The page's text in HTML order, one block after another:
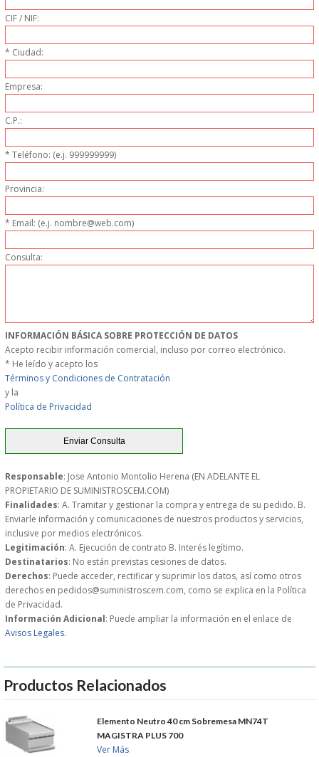
LIMPIEZA
MAQUINARIA FRIA
MAQUINARIA DE LIMPIEZA
MENAJE DE COCINA
MAQUINARIA OTROS
MUEBLES INOX. COCINA
PAPEL Y PRODUCTOS UNIUSO
VAJILLA
CUCHILLOS DE COCINA
OUTLET
GASTOS DE ENVIO
FORMA DE PAGO
CONDICIONES DE COMPRA
GARANTIAS Y
DEVOLUCIONES
AVISO LEGAL
POL�TICA DE PRIVACIDAD
CIF / NIF:
* Ciudad:
Empresa:
C.P.:
* Teléfono: (e.j. 999999999)
Provincia:
* Email: (e.j. nombre@web.com)
Consulta:
INFORMACIÓN BÁSICA SOBRE PROTECCIÓN DE DATOS
Acepto recibir información comercial, incluso por correo electrónico.
* He leído y acepto los
Términos y Condiciones de Contratación
y la
Política de Privacidad
Responsable: Jose Antonio Montolio Herena (EN ADELANTE EL
PROPIETARIO DE SUMINISTROSCEM.COM)
Finalidades: A. Tramitar y gestionar la compra y entrega de su pedido. B.
Enviarle información y comunicaciones de nuestros productos y servicios,
inclusive por medios electrónicos.
Legitimación: A. Ejecución de contrato B. Interés legítimo.
Destinatarios: No están previstas cesiones de datos.
Derechos: Puede acceder, rectificar y suprimir los datos, así como otros
derechos en pedidos@suministroscem.com, como se explica en la Política
de Privacidad.
Información Adicional: Puede ampliar la información en el enlace de
Avisos Legales.
Productos Relacionados
Elemento Neutro 40 cm Sobremesa MN74T
MAGISTRA PLUS 700
Ver Más